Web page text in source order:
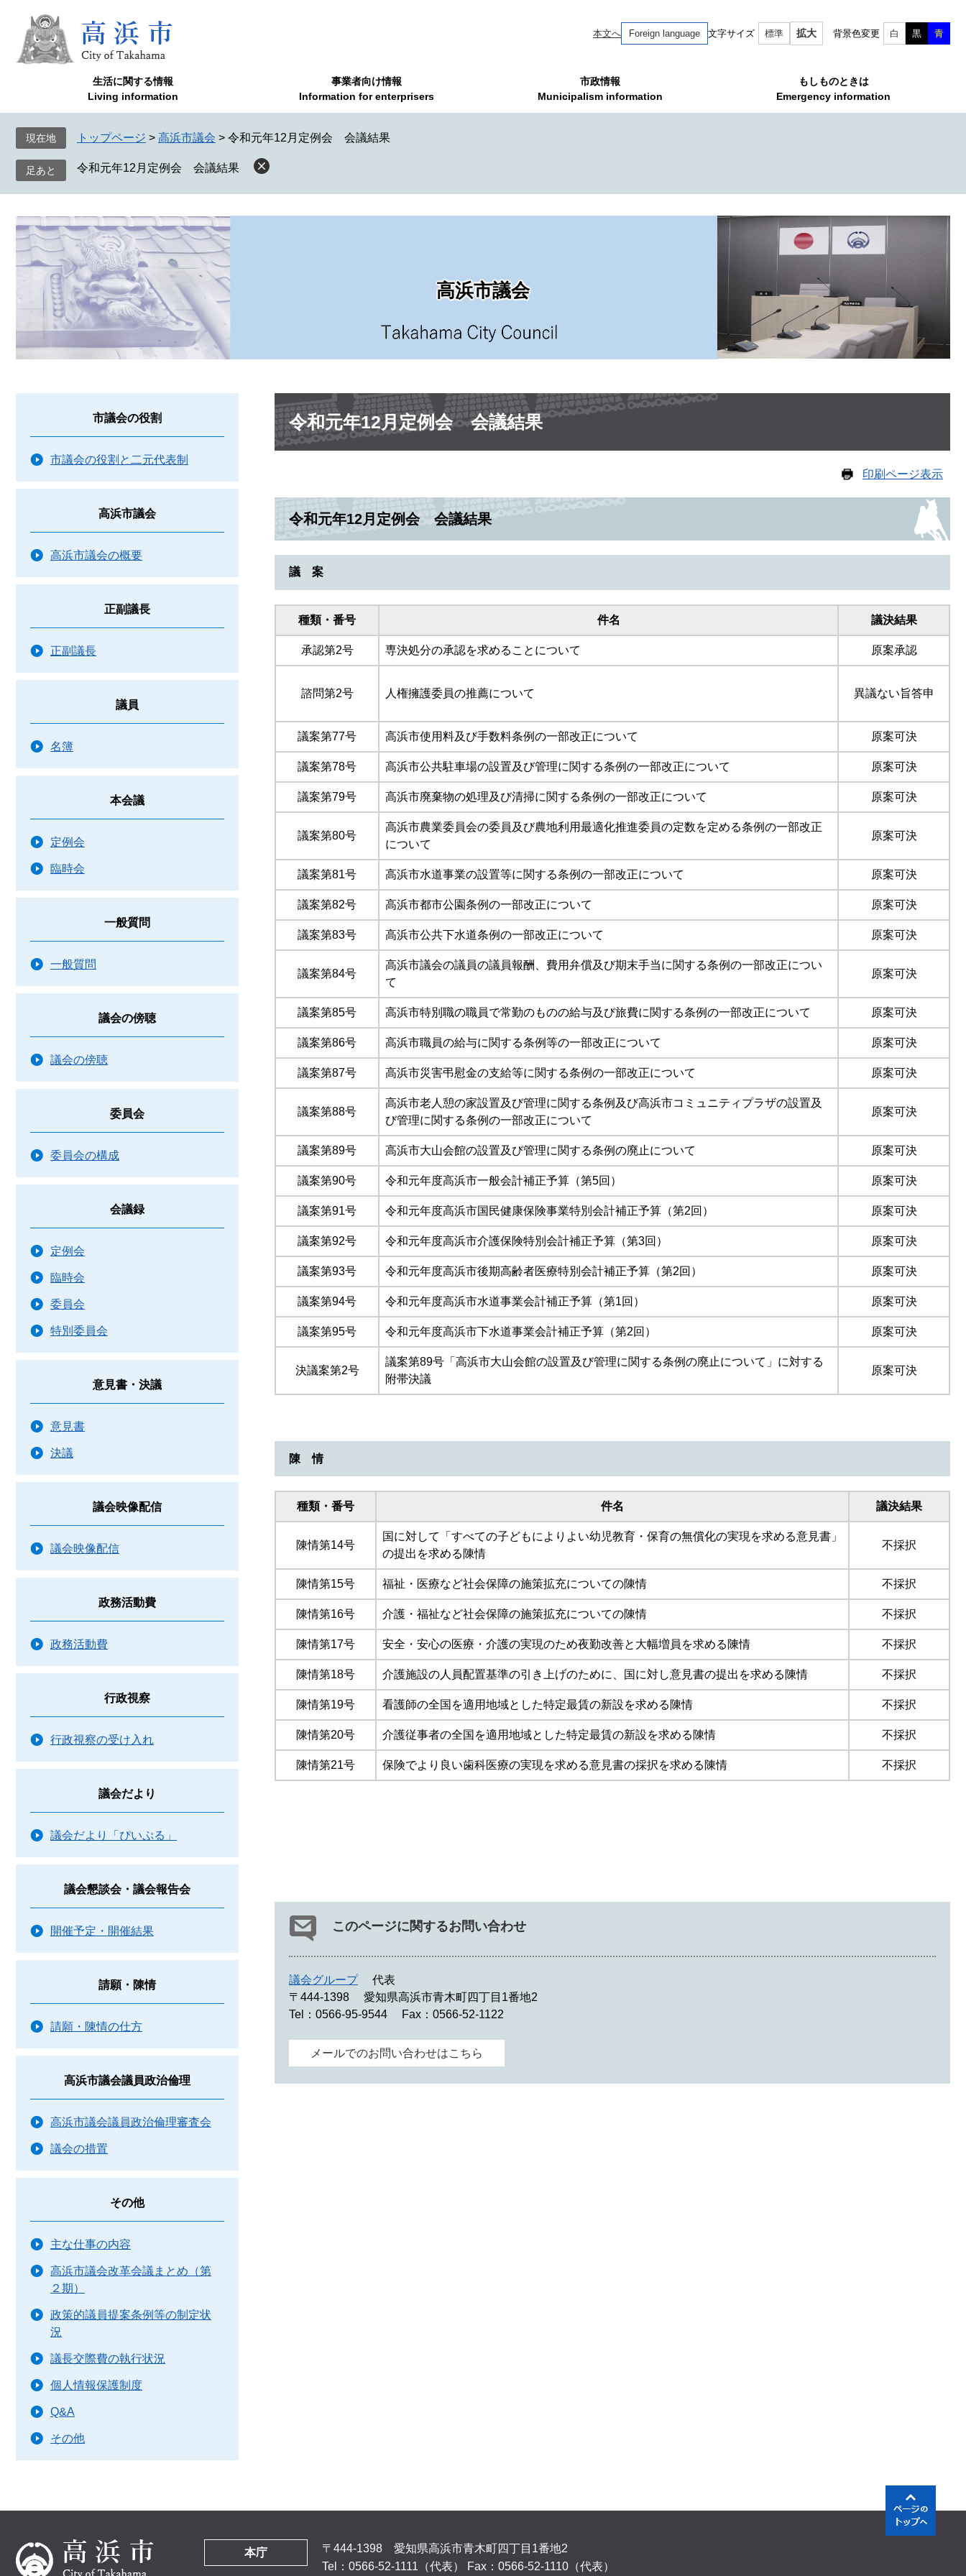
で
ば
へ
本文へ Foreign language 文字サイズ 標準 拡大 背景色変更 白 黒 青
生活に関する情報
Living information
事業者向け情報
Information for enterprisers
市政情報
Municipalism information
もしものときは
Emergency information
現在地 トップページ > 高浜市議会 > 令和元年12月定例会 会議結果
令和元年12月定例会 会議結果
高浜市議会
本
文 令和元年12月定例会 会議結果
印刷ページ表示
令和元年12月定例会 会議結果
議 案
種類・番号 件名 議決結果
承認第2号 ​専決処分の承認を求めることについて 原案承認
諮問第2号 人権擁護委員の推薦について 異議ない旨答申
議案第77号 高浜市使用料及び手数料条例の一部改正について 原案可決
議案第78号 高浜市公共駐車場の設置及び管理に関する条例の一部改正について 原案可決
議案第79号 高浜市廃棄物の処理及び清掃に関する条例の一部改正について 原案可決
議案第80号
高浜市農業委員会の委員及び農地利用最適化推進委員の定数を定める条例の一部改正
について
原案可決
議案第81号 高浜市水道事業の設置等に関する条例の一部改正について 原案可決
議案第82号 高浜市都市公園条例の一部改正について 原案可決
議案第83号 高浜市公共下水道条例の一部改正について 原案可決
議案第84号
高浜市議会の議員の議員報酬、費用弁償及び期末手当に関する条例の一部改正につい
て
原案可決
議案第85号 高浜市特別職の職員で常勤のものの給与及び旅費に関する条例の一部改正について 原案可決
議案第86号 高浜市職員の給与に関する条例等の一部改正について 原案可決
議案第87号 高浜市災害弔慰金の支給等に関する条例の一部改正について 原案可決
議案第88号
高浜市老人憩の家設置及び管理に関する条例及び高浜市コミュニティプラザの設置及
び管理に関する条例の一部改正について
原案可決
議案第89号 高浜市大山会館の設置及び管理に関する条例の廃止について 原案可決
議案第90号 令和元年度高浜市一般会計補正予算（第5回） 原案可決
議案第91号 令和元年度高浜市国民健康保険事業特別会計補正予算（第2回） 原案可決
議案第92号 令和元年度高浜市介護保険特別会計補正予算（第3回） 原案可決
議案第93号 令和元年度高浜市後期高齢者医療特別会計補正予算（第2回） 原案可決
議案第94号 令和元年度高浜市水道事業会計補正予算（第1回） 原案可決
議案第95号 令和元年度高浜市下水道事業会計補正予算（第2回） 原案可決
決議案第2号
議案第89号「高浜市大山会館の設置及び管理に関する条例の廃止について」に対する
附帯決議
原案可決
陳 情
種類・番号 件名 議決結果
陳情第14号
国に対して「すべての子どもによりよい幼児教育・保育の無償化の実現を求める意見書」
の提出を求める陳情
不採択
陳情第15号 福祉・医療など社会保障の施策拡充についての陳情 不採択
陳情第16号 介護・福祉など社会保障の施策拡充についての陳情 不採択
陳情第17号 安全・安心の医療・介護の実現のため夜勤改善と大幅増員を求める陳情 不採択
陳情第18号 介護施設の人員配置基準の引き上げのために、国に対し意見書の提出を求める陳情 不採択
陳情第19号 看護師の全国を適用地域とした特定最賃の新設を求める陳情 不採択
陳情第20号 介護従事者の全国を適用地域とした特定最賃の新設を求める陳情 不採択
陳情第21号 保険でより良い歯科医療の実現を求める意見書の採択を求める陳情 不採択
このページに関するお問い合わせ
議会グループ
代表
〒444-1398
愛知県高浜市青木町四丁目1番地2
Tel：0566-95-9544
Fax：0566-52-1122
メールでのお問い合わせはこちら
市議会の役割
市議会の役割と二元代表制
高浜市議会
高浜市議会の概要
正副議長
正副議長
議員
名簿
本会議
定例会
臨時会
一般質問
一般質問
議会の傍聴
議会の傍聴
委員会
委員会の構成
会議録
定例会
臨時会
委員会
特別委員会
意見書・決議
意見書
決議
議会映像配信
議会映像配信
政務活動費
政務活動費
行政視察
行政視察の受け入れ
議会だより
議会だより「ぴいぷる」
議会懇談会・議会報告会
開催予定・開催結果
請願・陳情
請願・陳情の仕方
高浜市議会議員政治倫理
高浜市議会議員政治倫理審査会
議会の措置
その他
主な仕事の内容
高浜市議会改革会議まとめ（第
２期）
政策的議員提案条例等の制定状
況
議長交際費の執行状況
個人情報保護制度
Q&A
その他
本庁
〒444-1398 愛知県高浜市青木町四丁目1番地2
Tel：0566-52-1111（代表）
Fax：0566-52-1110（代表）